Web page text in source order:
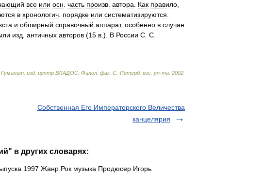
все или осн часть произв автора Как правило
в хронологич порядке или систематизируются
и обширный справочный аппарат, особенно в случае
изд античных авторов (15 в .). В России С С
Гуманит изд центр ВЛАДОС: Филол фак. С .-Петерб. гос ун-та 2002
Собственная Его Императорского Величества
канцелярия
в других словарях:
1997 Жанр Рок музыка Продюсер Игорь